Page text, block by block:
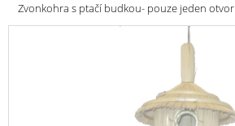
Zvonkohra s ptačí budkou- pouze jeden otvor